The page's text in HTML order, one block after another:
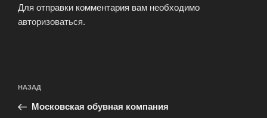
Для отправки комментария вам необходимо
авторизоваться.
по
записям
Предыдущая
запись:
НАЗАД
Московская обувная компания